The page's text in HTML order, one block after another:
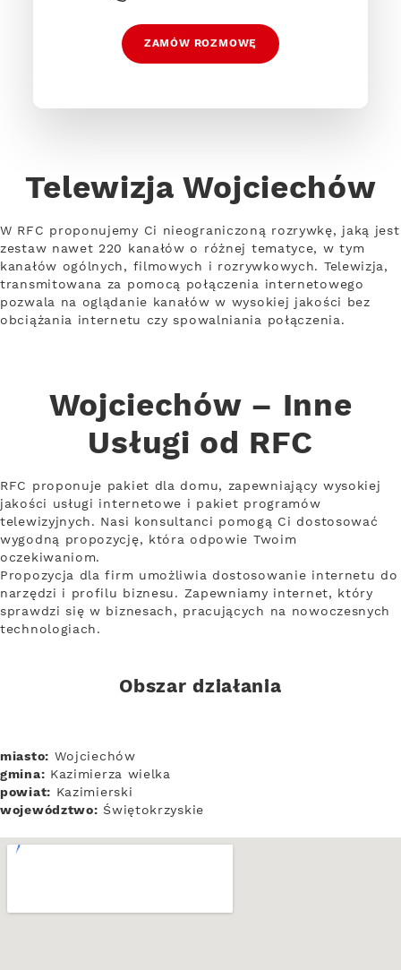
ZAMÓW ROZMOWĘ
Telewizja Wojciechów
W RFC proponujemy Ci nieograniczoną rozrywkę, jaką jest
zestaw nawet 220 kanałów o różnej tematyce, w tym
kanałów ogólnych, filmowych i rozrywkowych. Telewizja,
transmitowana za pomocą połączenia internetowego
pozwala na oglądanie kanałów w wysokiej jakości bez
obciążania internetu czy spowalniania połączenia.
Wojciechów – Inne
Usługi od RFC
RFC proponuje pakiet dla domu, zapewniający wysokiej
jakości usługi internetowe i pakiet programów
telewizyjnych. Nasi konsultanci pomogą Ci dostosować
wygodną propozycję, która odpowie Twoim
oczekiwaniom.
Propozycja dla firm umożliwia dostosowanie internetu do
narzędzi i profilu biznesu. Zapewniamy internet, który
sprawdzi się w biznesach, pracujących na nowoczesnych
technologiach.
Obszar działania
miasto: Wojciechów
gmina: Kazimierza wielka
powiat: Kazimierski
województwo: Świętokrzyskie